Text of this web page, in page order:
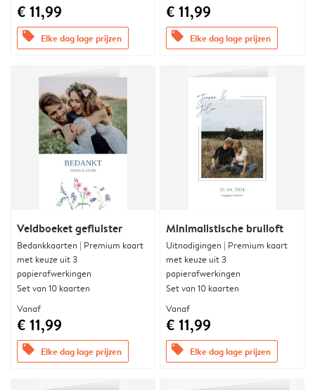
€ 11,99
offers Elke dag lage prijzen
€ 11,99
offers Elke dag lage prijzen
Veldboeket gefluister
Bedankkaarten | Premium kaart
met keuze uit 3
papierafwerkingen
Set van 10 kaarten
Vanaf
€ 11,99
offers Elke dag lage prijzen
Minimalistische bruiloft
Uitnodigingen | Premium kaart
met keuze uit 3
papierafwerkingen
Set van 10 kaarten
Vanaf
€ 11,99
offers Elke dag lage prijzen